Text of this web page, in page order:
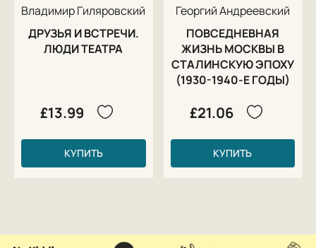
Владимир Гиляровский
ДРУЗЬЯ И ВСТРЕЧИ.
ЛЮДИ ТЕАТРА
£13.99
КУПИТЬ
Георгий Андреевский
ПОВСЕДНЕВНАЯ
ЖИЗНЬ МОСКВЫ В
СТАЛИНСКУЮ ЭПОХУ
(1930-1940-Е ГОДЫ)
£21.06
КУПИТЬ